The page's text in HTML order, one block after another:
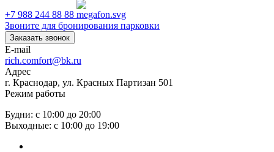
+7 988 244 88 88
Звоните для бронирования парковки
Заказать звонок
E-mail
rich.comfort@bk.ru
Адрес
г. Краснодар, ул. Красных Партизан 501
Режим работы
Будни: с 10:00 до 20:00
Выходные: с 10:00 до 19:00